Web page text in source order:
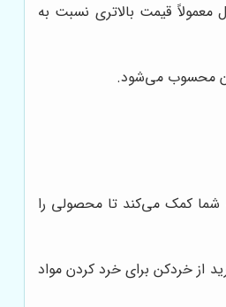
معمولاً قیمت بالاتری نسبت به
محسوب می‌شود.
شما کمک می‌کند تا محصولی را
از خردکن برای خرد کردن مواد